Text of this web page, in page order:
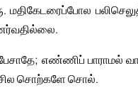
மதிகேடரைப்போல
பேசாதே; எண்ணிப்
சொற்களே சொல்.